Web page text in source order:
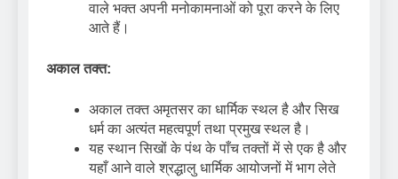
वाले भक्त अपनी मनोकामनाओं को पूरा करने के लिए
आते हैं।
अकाल तक्त:
अकाल तक्त अमृतसर का धार्मिक स्थल है और सिख
धर्म का अत्यंत महत्वपूर्ण तथा प्रमुख स्थल है।
यह स्थान सिखों के पंथ के पाँच तक्तों में से एक है और
यहाँ आने वाले श्रद्धालु धार्मिक आयोजनों में भाग लेते